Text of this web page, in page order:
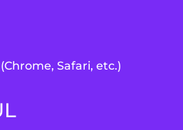
Safari, etc.)